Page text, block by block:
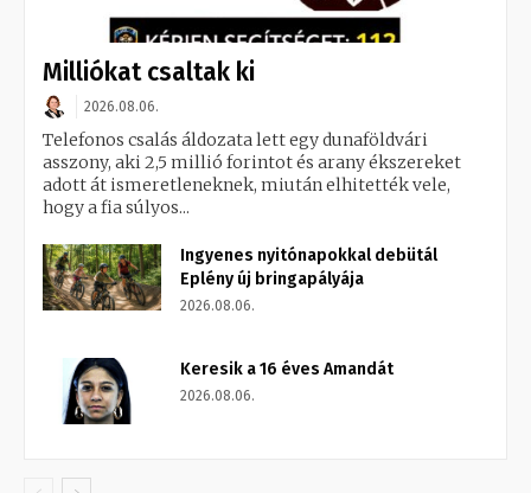
Milliókat csaltak ki
2026.08.06.
Telefonos csalás áldozata lett egy dunaföldvári
asszony, aki 2,5 millió forintot és arany ékszereket
adott át ismeretleneknek, miután elhitették vele,
hogy a fia súlyos...
Ingyenes nyitónapokkal debütál
Eplény új bringapályája
2026.08.06.
Keresik a 16 éves Amandát
2026.08.06.